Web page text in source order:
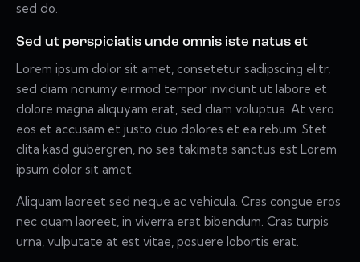
sed do.
Sed ut perspiciatis unde omnis iste natus et
Lorem ipsum dolor sit amet, consetetur sadipscing elitr,
sed diam nonumy eirmod tempor invidunt ut labore et
dolore magna aliquyam erat, sed diam voluptua. At vero
eos et accusam et justo duo dolores et ea rebum. Stet
clita kasd gubergren, no sea takimata sanctus est Lorem
ipsum dolor sit amet.
Aliquam laoreet sed neque ac vehicula. Cras congue eros
nec quam laoreet, in viverra erat bibendum. Cras turpis
urna, vulputate at est vitae, posuere lobortis erat.